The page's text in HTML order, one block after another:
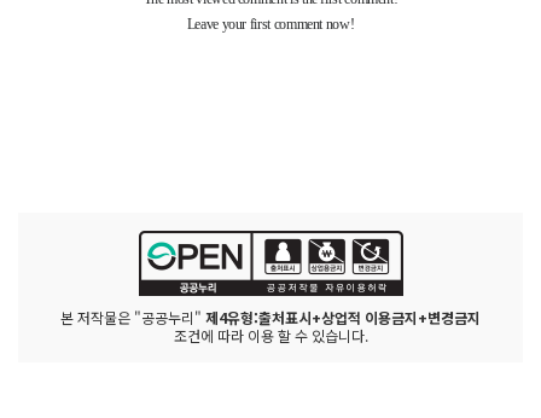
본 저작물은 "공공누리" 제4유형:출처표시+상업적 이용금지+변경금지
조건에 따라 이용 할 수 있습니다.